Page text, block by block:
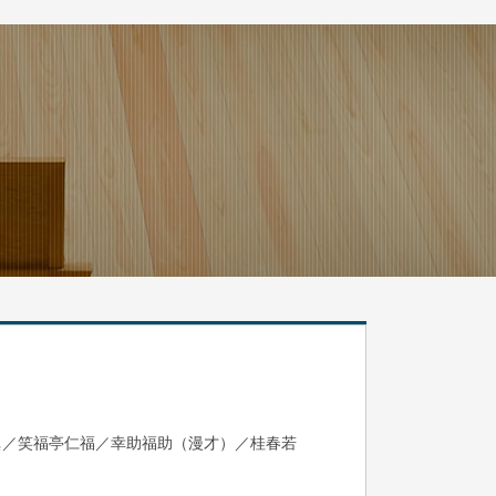
笑福亭仁福／幸助福助（漫才）／桂春若